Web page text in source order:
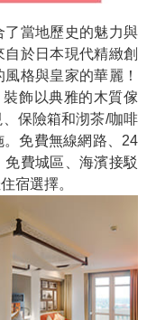
了當地歷史的魅力與
於日本現代精緻創
格與皇家的華麗！
飾以典雅的木質傢
保險箱和沏茶/咖啡
免費無線網路、24
費城區、海濱接駁
宿選擇。